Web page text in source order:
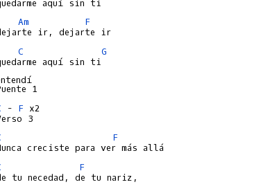
Am
F
C
G
aquí sin ti
- F x2
F
F